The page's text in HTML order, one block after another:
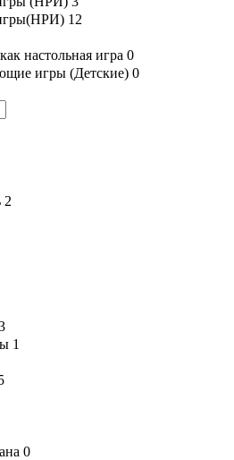
12
настольная игра 0
игры (Детские) 0
2
1
0